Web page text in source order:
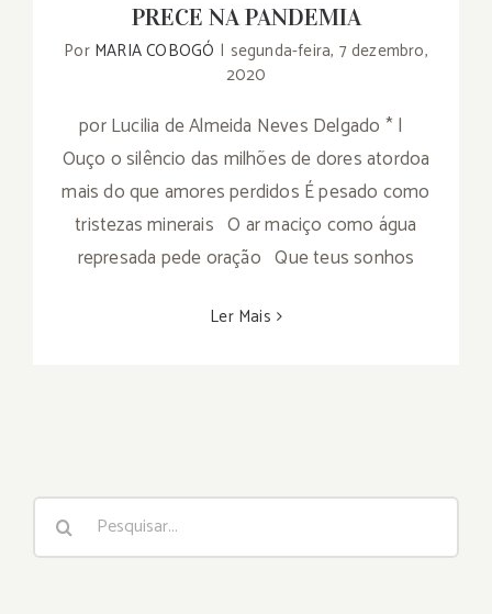
PRECE NA PANDEMIA
Por MARIA COBOGÓ | segunda-feira, 7 dezembro,
2020
por Lucilia de Almeida Neves Delgado * |
Ouço o silêncio das milhões de dores atordoa
mais do que amores perdidos É pesado como
tristezas minerais O ar maciço como água
represada pede oração Que teus sonhos
Ler Mais
Buscar
resultados